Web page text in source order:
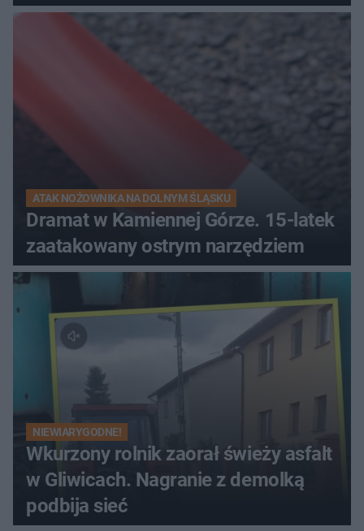
kierunek na urlop!
ATAK NOŻOWNIKA NA DOLNYM ŚLĄSKU
Dramat w Kamiennej Górze. 15-latek
zaatakowany ostrym narzędziem
NIEWIARYGODNE!
Wkurzony rolnik zaorał świeży asfalt
w Gliwicach. Nagranie z demolką
podbija sieć